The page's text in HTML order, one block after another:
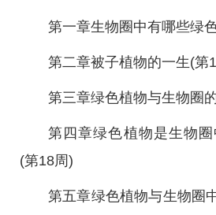
第一章生物圈中有哪些绿
第二章被子植物的一生(第
第三章绿色植物与生物圈
第四章绿色植物是生物
(第18周)
第五章绿色植物与生物圈